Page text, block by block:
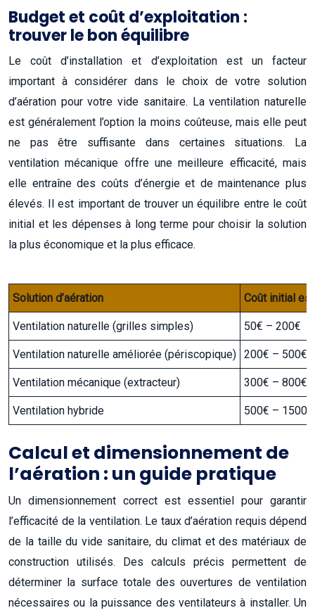
Budget et coût d’exploitation :
trouver le bon équilibre
Le coût d’installation et d’exploitation est un facteur
important à considérer dans le choix de votre solution
d’aération pour votre vide sanitaire. La ventilation naturelle
est généralement l’option la moins coûteuse, mais elle peut
ne pas être suffisante dans certaines situations. La
ventilation mécanique offre une meilleure efficacité, mais
elle entraîne des coûts d’énergie et de maintenance plus
élevés. Il est important de trouver un équilibre entre le coût
initial et les dépenses à long terme pour choisir la solution
la plus économique et la plus efficace.
Solution d’aération Coût initial
Ventilation naturelle (grilles simples) 50€ – 200€
Ventilation naturelle améliorée (périscopique) 200€ – 500€
Ventilation mécanique (extracteur) 300€ – 800€
Ventilation hybride 500€ – 1500€
Calcul et dimensionnement de
l’aération : un guide pratique
Un dimensionnement correct est essentiel pour garantir
l’efficacité de la ventilation. Le taux d’aération requis dépend
de la taille du vide sanitaire, du climat et des matériaux de
construction utilisés. Des calculs précis permettent de
déterminer la surface totale des ouvertures de ventilation
nécessaires ou la puissance des ventilateurs à installer. Un